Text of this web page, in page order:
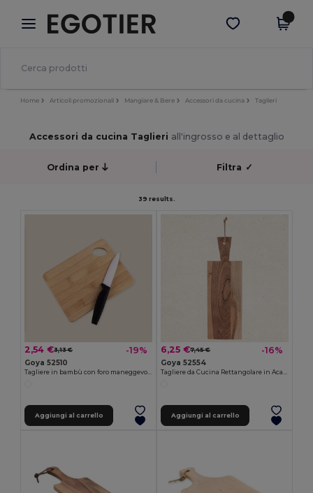
× App Egotier
Prezzi migliori sull'app!
Scarica app
Home Articoli promozionali Mangiare & Bere Accessori da cucina Taglieri
Accessori da cucina Taglieri all'ingrosso e al dettaglio
Ordina per Filtra ✓
39 results.
2,54 €3,13 € -19%
Goya 52510
Tagliere in bambù con foro maneggevole JAYA
Aggiungi al carrello
6,25 €7,45 € -16%
Goya 52554
Tagliere da Cucina Rettangolare in Acacia QUILES
Aggiungi al carrello